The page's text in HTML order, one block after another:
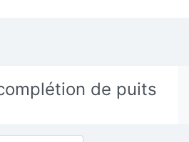
de puits